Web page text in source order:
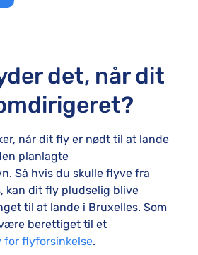
det, når dit
når dit fly er nødt til at lande
planlagte
Så hvis du skulle flyve fra
kan dit fly pludselig blive
til at lande i Bruxelles. Som
berettiget til et
for flyforsinkelse.